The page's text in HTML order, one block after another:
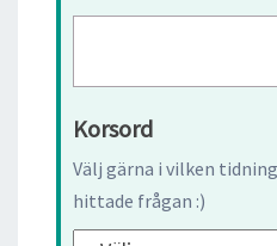
Korsord
Välj gärna i vilken
hittade frågan :)